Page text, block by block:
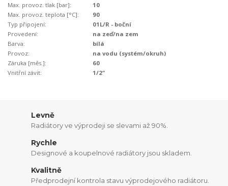
Max. provoz. tlak [bar]:
10
Max. provoz. teplota [°C]:
90
Typ připojení:
01L/R - boční
Provedení:
na zeď/na zem
Barva:
bílá
Provoz:
na vodu (systém/okruh)
Záruka [měs.]:
60
Vnitřní závit:
1/2"
Levně
Radiátory ve výprodeji se slevami až 90%.
Rychle
Designové a koupelnové radiátory jsou skladem.
Kvalitně
Předprodejní kontrola stavu výprodejového radiátoru.